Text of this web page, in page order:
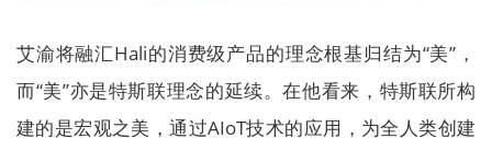
艾渝将融汇Hali的消费级产品的理念根基归结为“美”，
而“美”亦是特斯联理念的延续。在他看来，特斯联所构
建的是宏观之美，通过AIoT技术的应用，为全人类创建